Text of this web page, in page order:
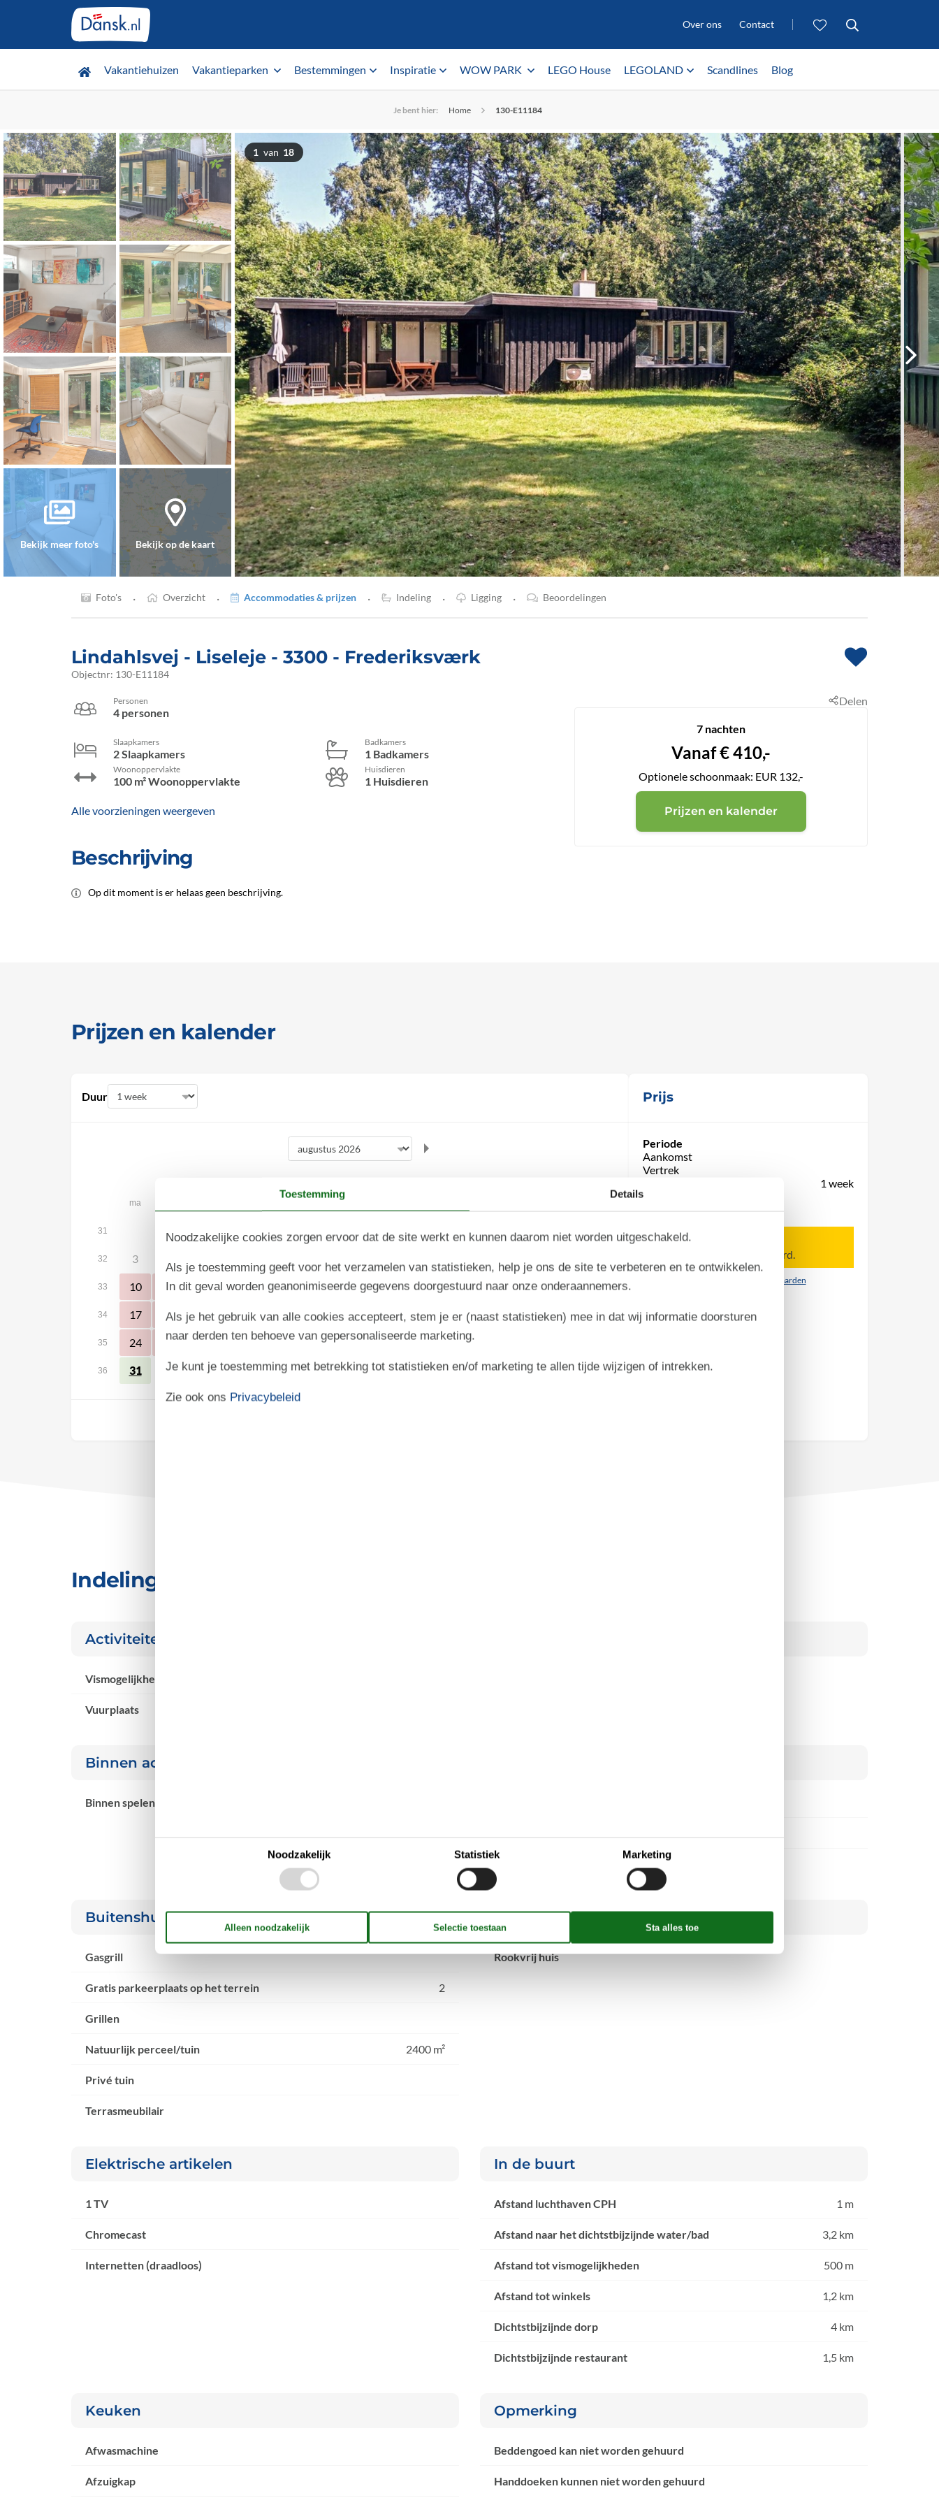
Over ons Contact
Vakantiehuizen Vakantieparken Bestemmingen Inspiratie WOW PARK LEGO House LEGOLAND Scandlines Blog
Je bent hier: Home 130-E11184
Bekijk meer foto's Bekijk op de kaart
1 van 18
Foto's · Overzicht · Accommodaties & prijzen · Indeling · Ligging · Beoordelingen
Lindahlsvej - Liseleje - 3300 - Frederiksværk
Objectnr: 130-E11184
Personen
4 personen
Slaapkamers
2 Slaapkamers
Badkamers
1 Badkamers
Woonoppervlakte
100 m² Woonoppervlakte
Huisdieren
1 Huisdieren
Alle voorzieningen weergeven
Beschrijving
Op dit moment is er helaas geen beschrijving.
Delen
7 nachten
Vanaf€410,-
Optionele schoonmaak: EUR 132,-
Prijzen en kalender
Prijzen en kalender
Duur
ma
31
32 3
33 10 11 12 13 14 15 16
34 17 18 19 20 21 22 23
35 24 25 26 27 28 29 30
36 31
36 6
38 14 15 16 17 18 19 20
39 21 22 23 24 25 26 27
40 28 29 30
41
Prijs
Periode
Aankomst
Vertrek
1 week
Personen
Tot 4 personen
Let op
Aankomst is niet geselecteerd.
Contract- en huurvoorwaarden
Indeling & inrichting
Activiteiten
Vismogelijkheid, Meer
Vuurplaats
Binnen actief.
Binnen spelen
Buitenshuis
Gasgrill
Gratis parkeerplaats op het terrein 2
Grillen
Natuurlijk perceel/tuin 2400 m²
Privé tuin
Terrasmeubilair
Concepten
Rookvrij huis
Elektrische artikelen
1 TV
Chromecast
Internetten (draadloos)
In de buurt
Afstand luchthaven CPH 1 m
Afstand naar het dichtstbijzijnde water/bad 3,2 km
Afstand tot vismogelijkheden 500 m
Afstand tot winkels 1,2 km
Dichtstbijzijnde dorp 4 km
Dichtstbijzijnde restaurant 1,5 km
Keuken
Afwasmachine
Afzuigkap
Opmerking
Beddengoed kan niet worden gehuurd
Handdoeken kunnen niet worden gehuurd
Toestemming Details
Noodzakelijke cookies zorgen ervoor dat de site werkt en kunnen daarom niet worden uitgeschakeld.
Als je toestemming geeft voor het verzamelen van statistieken, help je ons de site te verbeteren en te ontwikkelen.
In dit geval worden geanonimiseerde gegevens doorgestuurd naar onze onderaannemers.
Als je het gebruik van alle cookies accepteert, stem je er (naast statistieken) mee in dat wij informatie doorsturen
naar derden ten behoeve van gepersonaliseerde marketing.
Je kunt je toestemming met betrekking tot statistieken en/of marketing te allen tijde wijzigen of intrekken.
Zie ook ons Privacybeleid
Noodzakelijk Statistiek Marketing